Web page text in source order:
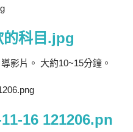
的科目.jpg
影片。 大約10~15分鐘。
16 121206.pn